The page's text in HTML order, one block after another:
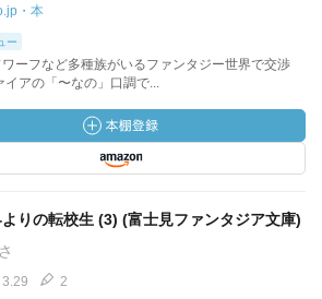
・本
ー
ーフなど多種族がいるファンタジー世界で交渉
イアの「〜なの」口調で...
りの転校生 (3) (富士見ファンタジア文庫)
3.29 2